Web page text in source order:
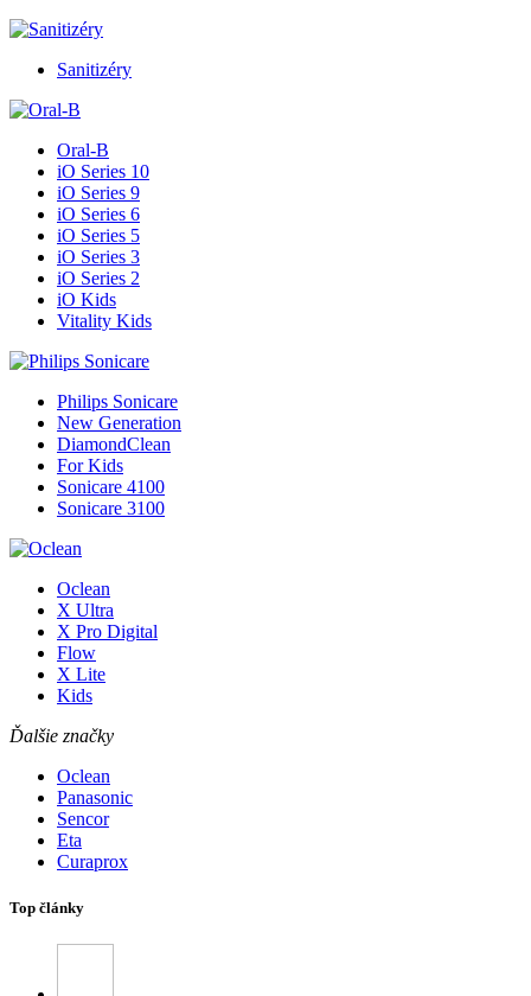
Sanitizéry
Oral-B
iO Series 10
iO Series 9
iO Series 6
iO Series 5
iO Series 3
iO Series 2
iO Kids
Vitality Kids
Philips Sonicare
New Generation
DiamondClean
For Kids
Sonicare 4100
Sonicare 3100
Oclean
X Ultra
X Pro Digital
Flow
X Lite
Kids
Ďalšie značky
Oclean
Panasonic
Sencor
Eta
Curaprox
Top články